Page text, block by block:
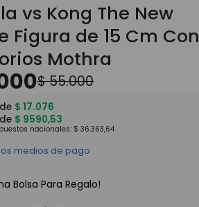
vs Kong The New
Figura de 15 Cm Con
Mothra
$55.000
$ 17.076
$ 9590,53
nacionales: $ 36.363,64
medios de pago
Bolsa Para Regalo!